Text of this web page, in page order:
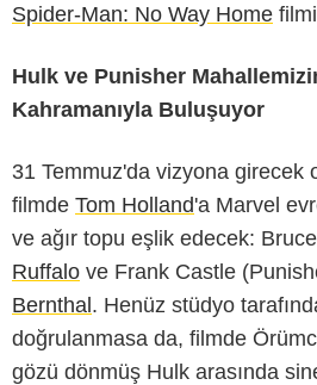
Spider-Man: No Way Home
Hulk ve Punisher
Kahramanıyla Buluşuyor
31 Temmuz'da vizyona girecek
filmde Tom Holland'a Marvel
ve ağır topu eşlik edecek:
Ruffalo ve Frank Castle
Bernthal. Henüz stüdyo
doğrulanmasa da, filmde
gözü dönmüş Hulk arasında